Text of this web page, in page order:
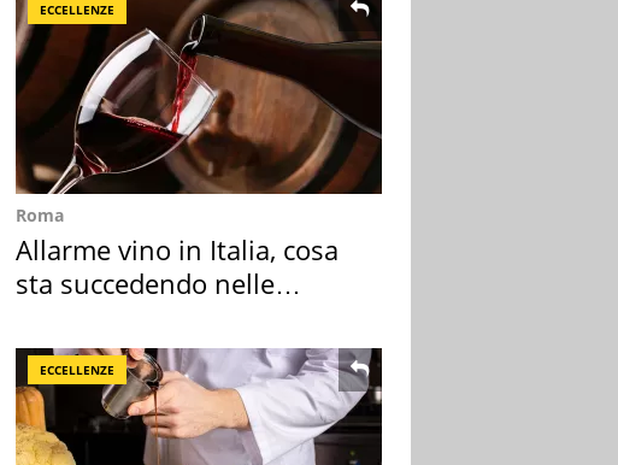
ECCELLENZE
Roma
Allarme vino in Italia, cosa
sta succedendo nelle
ECCELLENZE